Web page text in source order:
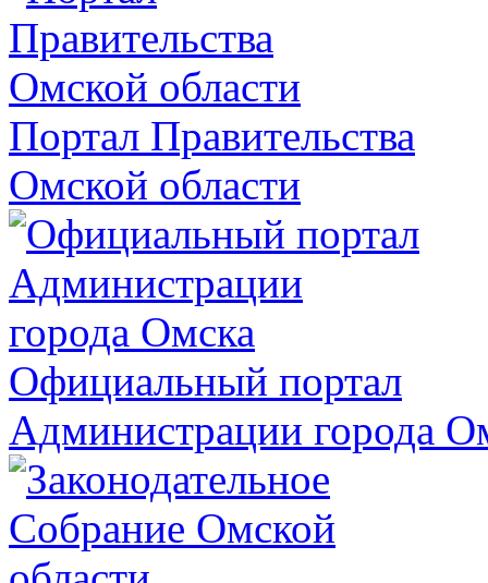
Портал Правительства
Омской области
Официальный портал
Администрации города